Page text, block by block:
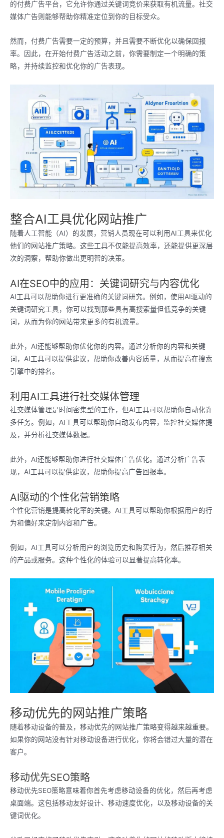
的付费广告平台，它允许你通过关键词竞价来获取有机流量。社交
媒体广告则能够帮助你精准定位到你的目标受众。
然而，付费广告需要一定的预算，并且需要不断优化以确保回报
率。因此，在开始付费广告活动之前，你需要制定一个明确的策
略，并持续监控和优化你的广告表现。
整合AI工具优化网站推广
随着人工智能（AI）的发展，营销人员现在可以利用AI工具来优化
他们的网站推广策略。这些工具不仅能提高效率，还能提供更深层
次的洞察，帮助你做出更明智的决策。
AI在SEO中的应用：关键词研究与内容优化
AI工具可以帮助你进行更准确的关键词研究。例如，使用AI驱动的
关键词研究工具，你可以找到那些具有高搜索量但低竞争的关键
词，从而为你的网站带来更多的有机流量。
此外，AI还能够帮助你优化你的内容。通过分析你的内容和关键
词，AI工具可以提供建议，帮助你改善内容质量，从而提高在搜索
引擎中的排名。
利用AI工具进行社交媒体管理
社交媒体管理是时间密集型的工作，但AI工具可以帮助你自动化许
多任务。例如，AI工具可以帮助你自动发布内容，监控社交媒体提
及，并分析社交媒体数据。
此外，AI还能够帮助你进行社交媒体广告优化。通过分析广告表
现，AI工具可以提供建议，帮助你提高广告回报率。
AI驱动的个性化营销策略
个性化营销是提高转化率的关键。AI工具可以帮助你根据用户的行
为和偏好来定制内容和广告。
例如，AI工具可以分析用户的浏览历史和购买行为，然后推荐相关
的产品或服务。这种个性化的体验可以显著提高转化率。
移动优先的网站推广策略
随着移动设备的普及，移动优先的网站推广策略变得越来越重要。
如果你的网站没有针对移动设备进行优化，你将会错过大量的潜在
客户。
移动优先SEO策略
移动优先SEO策略意味着你首先考虑移动设备的优化，然后再考虑
桌面端。这包括移动友好设计、移动速度优化，以及移动设备的关
键词优化。